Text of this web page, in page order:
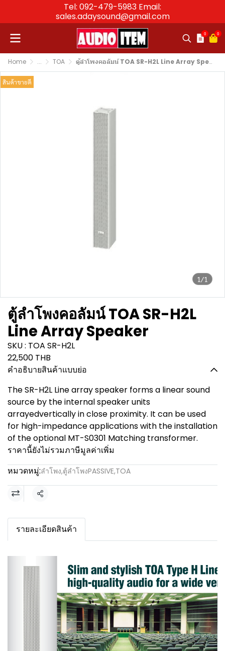
Tel: 092-479-5983 Email:
sales.adaysound@gmail.com
0 0
Home ... TOA ตู้ลำโพงคอลัมน์ TOA SR-H2L Line Array Speaker
1/1
สินค้าขายดี
ตู้ลำโพงคอลัมน์ TOA SR-H2L
Line Array Speaker
SKU : TOA SR-H2L
22,500 THB
คำอธิบายสินค้าแบบย่อ
The SR-H2L Line array speaker forms a linear sound
source by the internal speaker units
arrayedvertically in close proximity. It can be used
for high-impedance applications with the installation
of the optional MT-S0301 Matching transformer.
ราคานี้ยังไม่รวมภาษีมูลค่าเพิ่ม
หมวดหมู่:ลำโพง,ตู้ลำโพงPASSIVE,TOA
แชร์
รายละเอียดสินค้า